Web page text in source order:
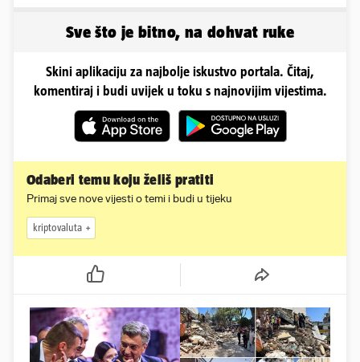
Sve što je bitno, na dohvat ruke
Skini aplikaciju za najbolje iskustvo portala. Čitaj,
komentiraj i budi uvijek u toku s najnovijim vijestima.
Odaberi temu koju želiš pratiti
Primaj sve nove vijesti o temi i budi u tijeku
kriptovaluta